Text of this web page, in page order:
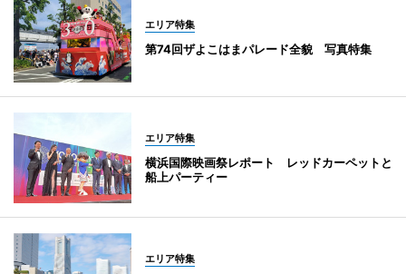
エリア特集
第74回ザよこはまパレード全貌 写真特集
エリア特集
横浜国際映画祭レポート レッドカーペットと
船上パーティー
エリア特集